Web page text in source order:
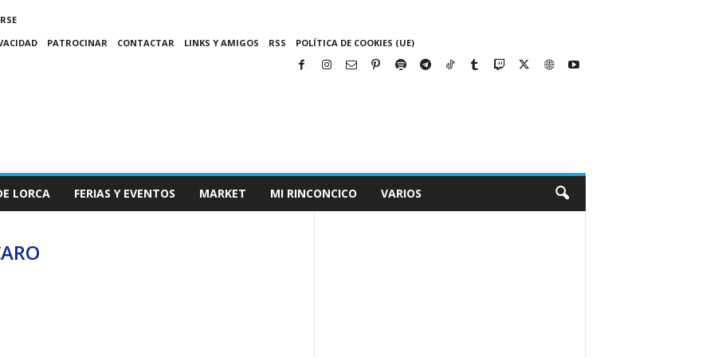
PATROCINAR CONTACTAR LINKS Y AMIGOS RSS POLÍTICA DE COOKIES (UE)
LORCA FERIAS Y EVENTOS MARKET MI RINCONCICO VARIOS